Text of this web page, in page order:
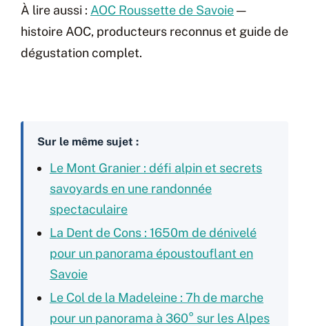
À lire aussi : AOC Roussette de Savoie—
histoire AOC, producteurs reconnus et guide de
dégustation complet.
Sur le même sujet :
Le Mont Granier : défi alpin et secrets
savoyards en une randonnée
spectaculaire
La Dent de Cons : 1650m de dénivelé
pour un panorama époustouflant en
Savoie
Le Col de la Madeleine : 7h de marche
pour un panorama à 360° sur les Alpes